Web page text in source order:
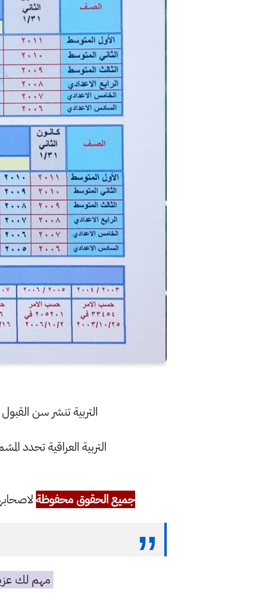
التربية تنشر سن القبول
التربية العراقية تحدد
جميع الحقوق محفوظة
مهم لك